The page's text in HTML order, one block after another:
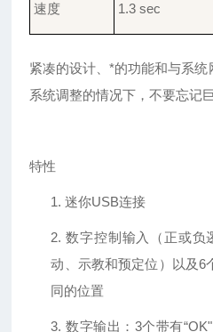
速度 1.3 sec
紧凑的设计、*的功能和与系
系统调整的情况下，不要忘记
特性
1.迷你USB连接
2.数字控制输入（正或负
动、示教和预定位）以及6
同的位置
3. 数字输出： 3个带有“OK"